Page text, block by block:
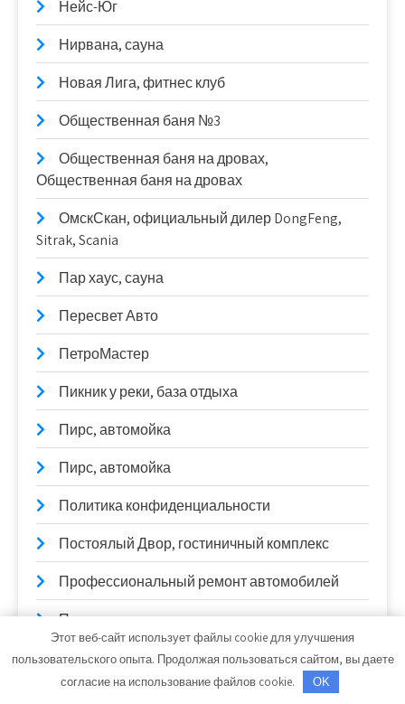
Нейс-Юг
Нирвана, сауна
Новая Лига, фитнес клуб
Общественная баня №3
Общественная баня на дровах,
Общественная баня на дровах
ОмскСкан, официальный дилер DongFeng,
Sitrak, Scania
Пар хаус, сауна
Пересвет Авто
ПетроМастер
Пикник у реки, база отдыха
Пирс, автомойка
Пирс, автомойка
Политика конфиденциальности
Постоялый Двор, гостиничный комплекс
Профессиональный ремонт автомобилей
Пятерочка, сауна
Радужный, сауна
Этот веб-сайт использует файлы cookie для улучшения
пользовательского опыта. Продолжая пользоваться сайтом, вы даете
согласие на использование файлов cookie.
OK